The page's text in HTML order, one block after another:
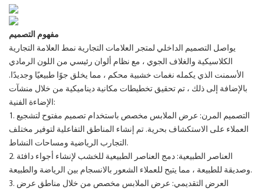
مفهوم التصميم
يواصل التصميم الداخلي لمتجر العلامات التجارية نمط العلامة التجارية
الكلاسيكية والغلاف الجوي ، مع نظام ألوان رئيسي من اللون الرمادي
الأسمنت الذي يكمله نغمات خشبية محكم ، مما يخلق جوًا طبيعيًا وجديدًا.
بالإضافة إلى ذلك ، تم تحقيق تخطيطات مكانية ديناميكية من خلال منشآت
الإضاءة الفنية:
1. التصميم المرن: عرض الملابس مخصص باستخدام تصميم مفتوح لتشجيع
العملاء على الاستكشاف بحرية. تم إنشاء المناطق التفاعلية لتوفير مختلف
التجارب الرياضية ومساحات النشاط.
2. العناصر الطبيعية: دمج العناصر الطبيعية للخشب لإنشاء أجواء دافئة
وصديقة للطبيعة ، مما يتيح للعملاء الشعور بالانسجام بين الرياضة والطبيعة.
3. العرض التقديمي: عرض الملابس مخصص من خلال مناطق عرض